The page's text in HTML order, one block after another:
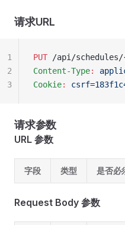
请求URL
PUT /api/
Content-Type:
Cookie:
1
2
3
请求参数
URL 参数
字段 类型 是否必
Request Body 参数